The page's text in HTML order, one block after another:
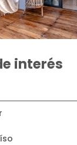
interés